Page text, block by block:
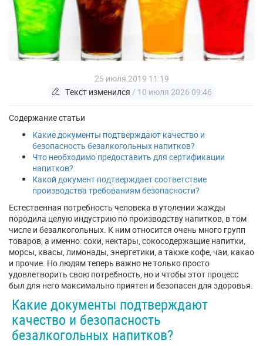
25 июля 2019 11:19
Текст изменился / 10 июля 2026 09:46
Содержание статьи
Какие документы подтверждают качество и
безопасность безалкогольных напитков?
Что необходимо предоставить для сертификации
напитков?
Какой документ подтверждает соответствие
производства требованиям безопасности?
Естественная потребность человека в утолении жажды
породила целую индустрию по производству напитков, в том
числе и безалкогольных. К ним относится очень много групп
товаров, а именно: соки, нектары, сокосодержащие напитки,
морсы, квасы, лимонады, энергетики, а также кофе, чаи, какао
и прочие. Но людям теперь важно не только просто
удовлетворить свою потребность, но и чтобы этот процесс
был для него максимально приятен и безопасен для здоровья.
Какие документы подтверждают
качество и безопасность
безалкогольных напитков?